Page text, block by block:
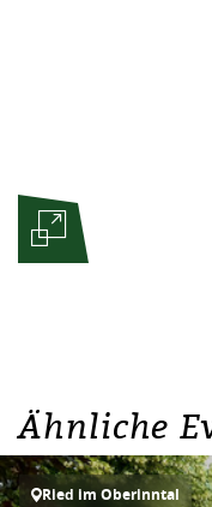
Ähnliche
Ried im Oberinntal